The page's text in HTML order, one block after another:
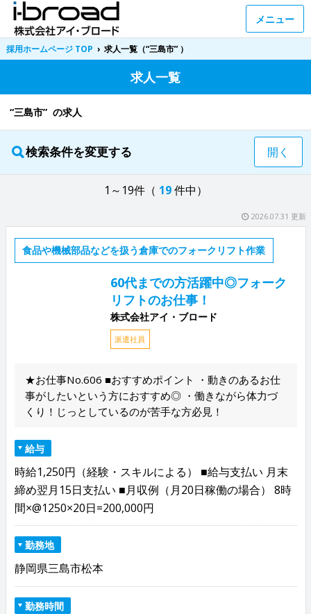
メニュー
採用ホームページ TOP › 求人一覧（“三島市” ）
求人一覧
“三島市” の求人
検索条件を変更する 開く
1～19件（ 19 件中）
2026.07.31 更新
食品や機械部品などを扱う倉庫でのフォークリフト作業
60代までの方活躍中◎フォーク
リフトのお仕事！
株式会社アイ・ブロード
派遣社員
★お仕事No.606 ■おすすめポイント ・動きのあるお仕
事がしたいという方におすすめ◎ ・働きながら体力づ
くり！じっとしているのが苦手な方必見！
給与
時給1,250円（経験・スキルによる） ■給与支払い 月末
締め翌月15日支払い ■月収例（月20日稼働の場合） 8時
間×@1250×20日=200,000円
勤務地
静岡県三島市松本
勤務時間